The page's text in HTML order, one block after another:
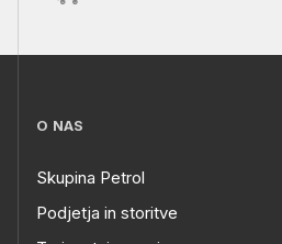
O NAS
Skupina Petrol
Podjetja in storitve